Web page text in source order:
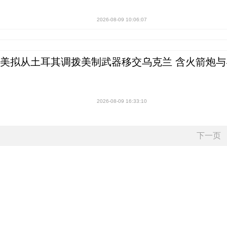
2026-08-09 10:06:07
美拟从土耳其调拨美制武器移交乌克兰 含火箭炮
2026-08-09 16:33:10
下一页